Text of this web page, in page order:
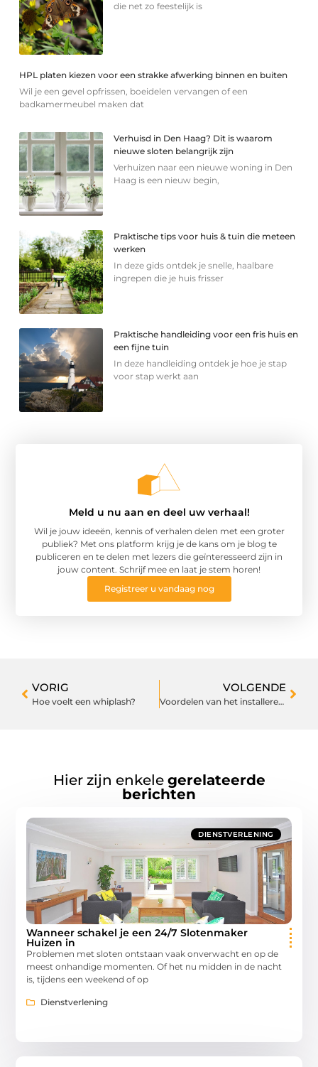
die net zo feestelijk is
HPL platen kiezen voor een strakke afwerking binnen en buiten
Wil je een gevel opfrissen, boeidelen vervangen of een
badkamermeubel maken dat
Verhuisd in Den Haag? Dit is waarom
nieuwe sloten belangrijk zijn
Verhuizen naar een nieuwe woning in Den
Haag is een nieuw begin,
Praktische tips voor huis & tuin die meteen
werken
In deze gids ontdek je snelle, haalbare
ingrepen die je huis frisser
Praktische handleiding voor een fris huis en
een fijne tuin
In deze handleiding ontdek je hoe je stap
voor stap werkt aan
Meld u nu aan en deel uw verhaal!
Wil je jouw ideeën, kennis of verhalen delen met een groter
publiek? Met ons platform krijg je de kans om je blog te
publiceren en te delen met lezers die geïnteresseerd zijn in
jouw content. Schrijf mee en laat je stem horen!
Registreer u vandaag nog
VORIG
Hoe voelt een whiplash?
VOLGENDE
Voordelen van het installeren van zonnepanelen
Hier zijn enkele gerelateerde
berichten
DIENSTVERLENING
Wanneer schakel je een 24/7 Slotenmaker
Huizen in
Problemen met sloten ontstaan vaak onverwacht en op de
meest onhandige momenten. Of het nu midden in de nacht
is, tijdens een weekend of op
Dienstverlening